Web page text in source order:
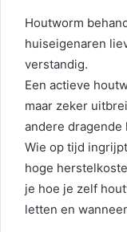
Houtworm
huiseigenaren
verstandig.
Een actieve
maar zeker
andere
Wie op tijd
hoge
je hoe je zelf
letten en